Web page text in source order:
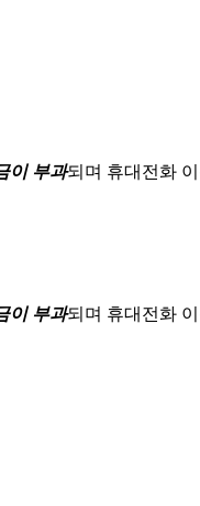
이 부과되며 휴대전화
이 부과되며 휴대전화